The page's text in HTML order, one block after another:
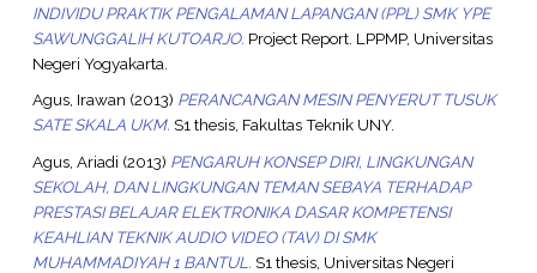
INDIVIDU PRAKTIK PENGALAMAN LAPANGAN (PPL) SMK YPE
SAWUNGGALIH KUTOARJO. Project Report. LPPMP, Universitas
Negeri Yogyakarta.
Agus, Irawan (2013) PERANCANGAN MESIN PENYERUT TUSUK
SATE SKALA UKM. S1 thesis, Fakultas Teknik UNY.
Agus, Ariadi (2013) PENGARUH KONSEP DIRI, LINGKUNGAN
SEKOLAH, DAN LINGKUNGAN TEMAN SEBAYA TERHADAP
PRESTASI BELAJAR ELEKTRONIKA DASAR KOMPETENSI
KEAHLIAN TEKNIK AUDIO VIDEO (TAV) DI SMK
MUHAMMADIYAH 1 BANTUL. S1 thesis, Universitas Negeri